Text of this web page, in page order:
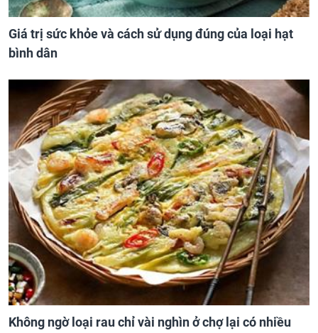
Giá trị sức khỏe và cách sử dụng đúng của loại hạt
bình dân
Không ngờ loại rau chỉ vài nghìn ở chợ lại có nhiều